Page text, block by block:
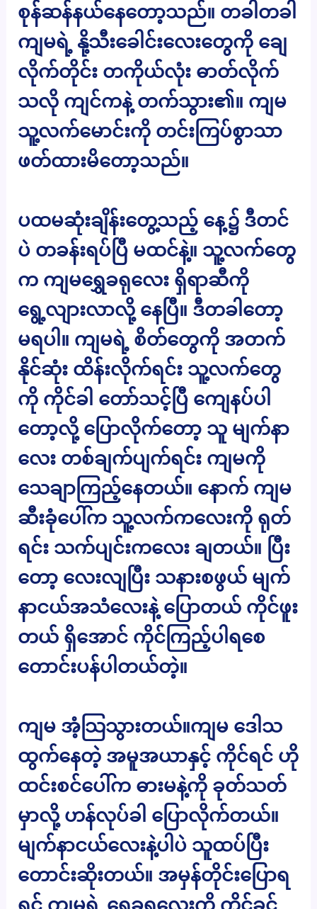
စုန်ဆန်နယ်နေတော့သည်။ တခါတခါ
ကျမရဲ့ နို့သီးခေါင်းလေးတွေကို ချေ
လိုက်တိုင်း တကိုယ်လုံး ဓာတ်လိုက်
သလို ကျင်ကနဲ့ တက်သွား၏။ ကျမ
သူ့လက်မောင်းကို တင်းကြပ်စွာသာ
ဖတ်ထားမိတော့သည်။
ပထမဆုံးချိန်းတွေ့သည့် နေ့၌ ဒီတင်
ပဲ တခန်းရပ်ပြီ မထင်နဲ့။ သူ့လက်တွေ
က ကျမရွှေခရုလေး ရှိရာဆီကို
ရွေ့လျားလာလို့ နေပြီ။ ဒီတခါတော့
မရပါ။ ကျမရဲ့ စိတ်တွေကို အတက်
နိုင်ဆုံး ထိန်းလိုက်ရင်း သူ့လက်တွေ
ကို ကိုင်ခါ တော်သင့်ပြီ ကျေနပ်ပါ
တော့လို့ ပြောလိုက်တော့ သူ မျက်နာ
လေး တစ်ချက်ပျက်ရင်း ကျမကို
သေချာကြည့်နေတယ်။ နောက် ကျမ
ဆီးခုံပေါ်က သူ့လက်ကလေးကို ရုတ်
ရင်း သက်ပျင်းကလေး ချတယ်။ ပြီး
တော့ လေးလျပြီး သနားစဖွယ် မျက်
နာငယ်အသံလေးနဲ့ ပြောတယ် ကိုင်ဖူး
တယ် ရှိအောင် ကိုင်ကြည့်ပါရစေ
တောင်းပန်ပါတယ်တဲ့။
ကျမ အံ့သြသွားတယ်။ကျမ ဒေါသ
ထွက်နေတဲ့ အမူအယာနှင့် ကိုင်ရင် ဟို
ထင်းစင်ပေါ်က ဓားမနဲ့ကို ခုတ်သတ်
မှာလို့ ဟန်လုပ်ခါ ပြောလိုက်တယ်။
မျက်နာငယ်လေးနဲ့ပါပဲ သူထပ်ပြီး
တောင်းဆိုးတယ်။ အမှန်တိုင်းပြောရ
ရင် ကျမရဲ့ ရွှေခရုလေးကို ကိုင်ခွင့်